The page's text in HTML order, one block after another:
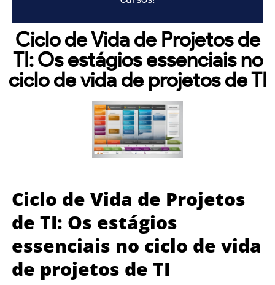
Ciclo de Vida de Projetos de
TI: Os estágios essenciais no
ciclo de vida de projetos de TI
Ciclo de Vida de Projetos
de TI: Os estágios
essenciais no ciclo de vida
de projetos de TI